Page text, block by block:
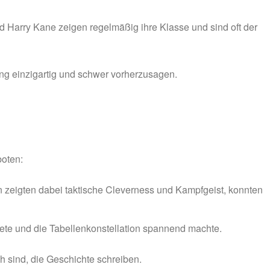
Kane zeigen regelmäßig ihre Klasse und sind oft der
einzigartig und schwer vorherzusagen.
dabei taktische Cleverness und Kampfgeist, konnten
und die Tabellenkonstellation spannend machte.
sind, die Geschichte schreiben.